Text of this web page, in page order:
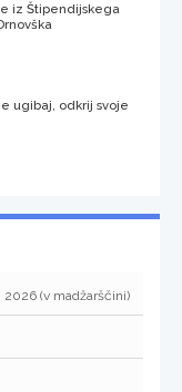
iz Štipendijskega
ugibaj, odkrij svoje
(v madžarščini)